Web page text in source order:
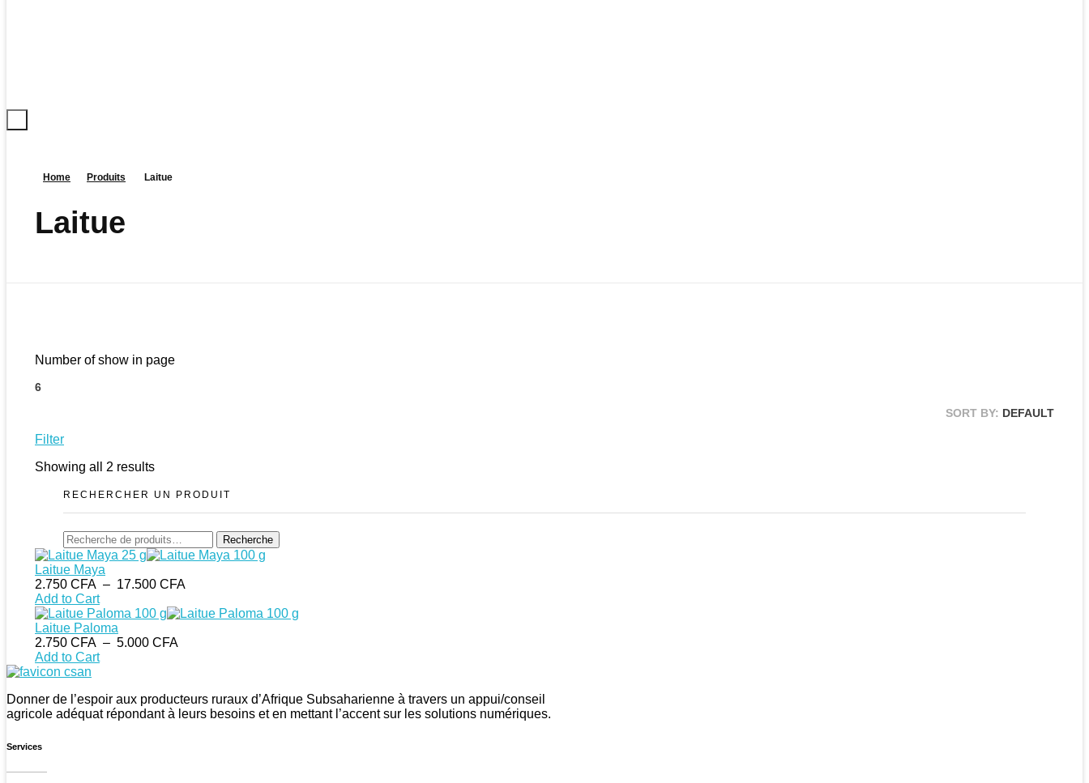
Home Produits Laitue
Laitue
Number of show in page
6
SORT BY: DEFAULT
Filter
Showing all 2 results
RECHERCHER UN PRODUIT
Recherche
pour :
Recherche
Laitue Maya
2.750 CFA – 17.500 CFA
prix :
Add to Cart
Laitue Paloma
2.750 CFA – 5.000 CFA
à
5.000 CFA
Add to Cart
Donner de l’espoir aux producteurs ruraux d’Afrique Subsaharienne à travers un appui/conseil
agricole adéquat répondant à leurs besoins et en mettant l’accent sur les solutions numériques.
Services